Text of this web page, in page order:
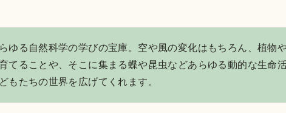
ゆる自然科学の学びの宝庫。空や風の変化はもちろん、植物
てることや、そこに集まる蝶や昆虫などあらゆる動的な生命
もたちの世界を広げてくれます。